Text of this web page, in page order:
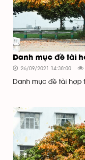
Danh mục đề tài
26/09/2021 14:38:00
Danh mục đề tài hợp